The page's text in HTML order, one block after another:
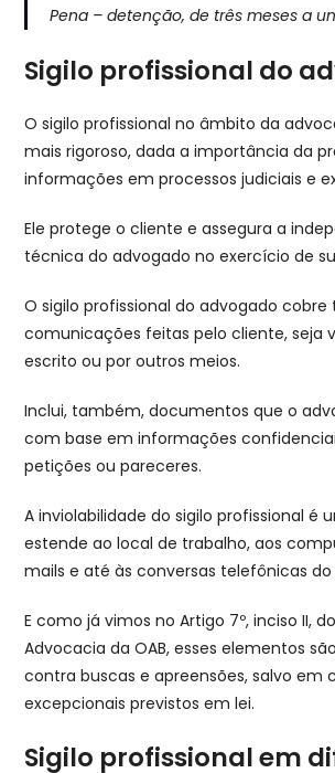
Pena – detenção, de três meses a
Sigilo profissional do
O sigilo profissional no âmbito da
mais rigoroso, dada a importância da
informações em processos judiciais e
Ele protege o cliente e assegura a
técnica do advogado no exercício de
O sigilo profissional do advogado cobre
comunicações feitas pelo cliente, seja
escrito ou por outros meios.
Inclui, também, documentos que o
com base em informações
petições ou pareceres.
A inviolabilidade do sigilo profissional é
estende ao local de trabalho, aos
mails e até às conversas telefônicas
E como já vimos no Artigo 7º, inciso II,
Advocacia da OAB, esses elementos
contra buscas e apreensões, salvo em
excepcionais previstos em lei.
Sigilo profissional em